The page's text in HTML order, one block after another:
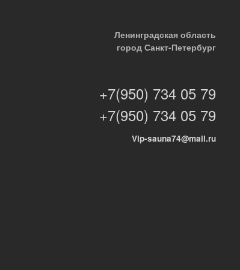
Ленинградская область
город Санкт-Петербург
+7(950) 734 05 79
+7(950) 734 05 79
Vip-sauna74@mail.ru